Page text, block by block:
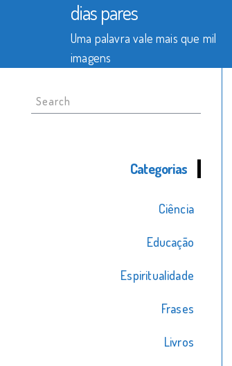
dias pares
Uma palavra vale mais que mil
imagens
Search
for:
Categorias
Ciência
Educação
Espiritualidade
Frases
Livros